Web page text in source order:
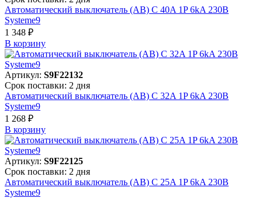
Автоматический выключатель (АВ) C 40A 1P 6kA 230В
Systeme9
1 348 ₽
В корзинy
Артикул: S9F22132
Срок поставки: 2 дня
Автоматический выключатель (АВ) C 32A 1P 6kA 230В
Systeme9
1 268 ₽
В корзинy
Артикул: S9F22125
Срок поставки: 2 дня
Автоматический выключатель (АВ) C 25A 1P 6kA 230В
Systeme9